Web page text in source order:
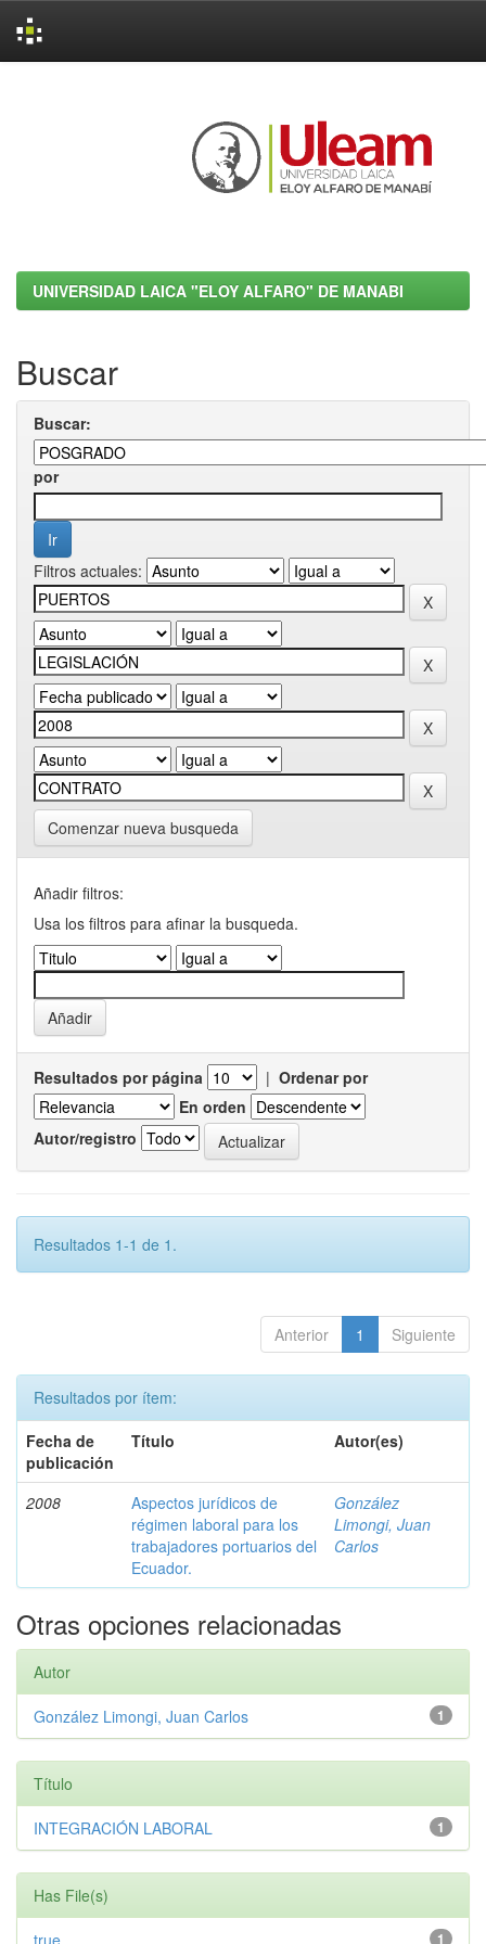
UNIVERSIDAD LAICA "ELOY ALFARO" DE MANABI
Buscar
Buscar:
por
Filtros actuales:
Comenzar nueva busqueda
Añadir filtros:
Usa los filtros para afinar la busqueda.
Resultados por página | Ordenar por
En orden
Autor/registro
Resultados 1-1 de 1.
Anterior 1 Siguiente
Resultados por ítem:
Fecha de
publicación
Título Autor(es)
2008
Aspectos jurídicos de
régimen laboral para los
trabajadores portuarios del
Ecuador.
González
Limongi, Juan
Carlos
Otras opciones relacionadas
Autor
1
González Limongi, Juan Carlos
Título
1
INTEGRACIÓN LABORAL
Has File(s)
1
true